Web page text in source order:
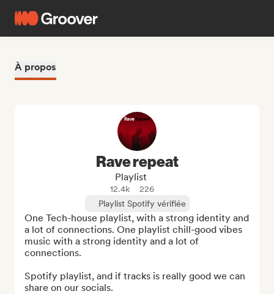
À propos
Rave repeat
Playlist
12.4k
226
Playlist Spotify vérifiée
One Tech-house playlist, with a strong identity and
a lot of connections. One playlist chill-good vibes
music with a strong identity and a lot of
connections.
Spotify playlist, and if tracks is really good we can
share on our socials.